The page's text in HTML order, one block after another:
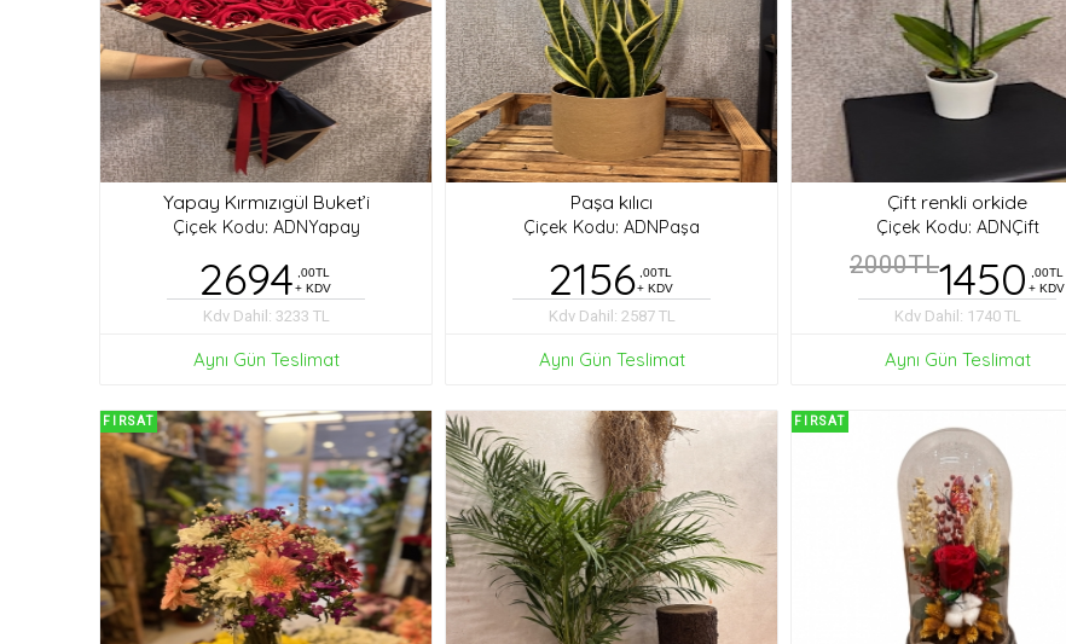
Yapay Kırmızıgül Buket’i
Çiçek Kodu: ADNYapay
2694
,00TL
+ KDV
Kdv Dahil: 3233 TL
Aynı Gün Teslimat
Paşa kılıcı
Çiçek Kodu: ADNPaşa
2156 ,00TL
+ KDV
Kdv Dahil: 2587 TL
Aynı Gün Teslimat
Çift renkli orkide
Çiçek Kodu: ADNÇift
2000TL1450
,00TL
+ KDV
Kdv Dahil: 1740 TL
Aynı Gün Teslimat
FIRSAT FIRSAT